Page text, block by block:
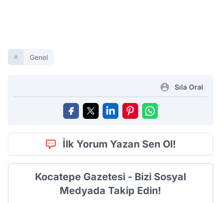
Genel
Sıla Oral
İlk Yorum Yazan Sen Ol!
Kocatepe Gazetesi - Bizi Sosyal
Medyada Takip Edin!